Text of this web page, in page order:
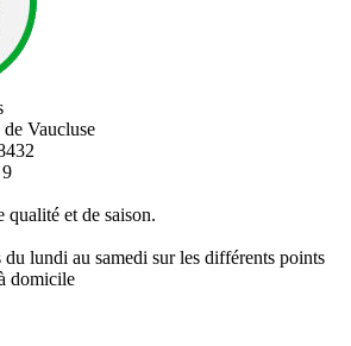
Vaucluse
et de saison.
du lundi au samedi sur les différents points
domicile